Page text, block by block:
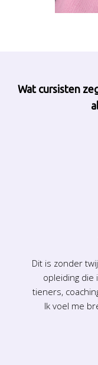
Wat cursisten
Dit is zonder
opleiding die
tieners,
Ik voel me